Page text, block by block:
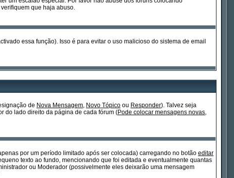
que haja abuso.
essa função). Isso é para evitar o uso malicioso do sistema de email
de Nova Mensagem, Novo Tópico ou Responder). Talvez seja
do lado direito da página de cada fórum (Pode colocar mensagens novas,
por um período limitado após ser colocada) carregando no botão editar
texto ao fundo, mencionando que foi editada e eventualmente quantas
ou Moderador (possivelmente eles deixarão uma mensagem